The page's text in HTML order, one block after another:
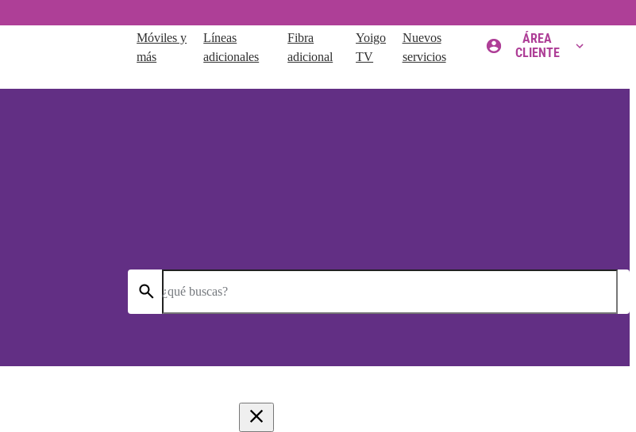
Móviles y
más
Líneas
adicionales
Fibra
adicional
Yoigo
TV
Nuevos
servicios
ÁREA
CLIENTE
¿qué buscas?